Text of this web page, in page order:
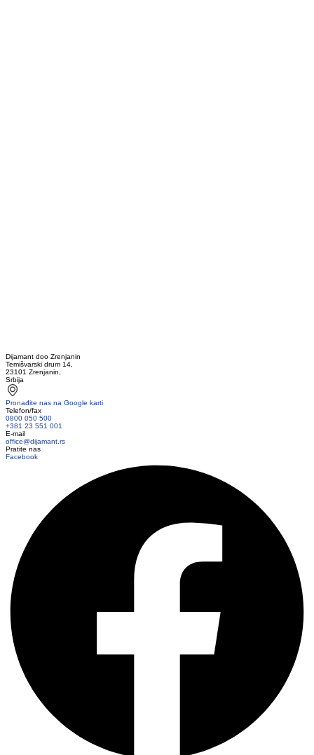
Dijamant doo Zrenjanin
Temišvarski drum 14,
23101 Zrenjanin,
Srbija
Pronađite nas na Google karti
Telefon/fax
0800 050 500
+381 23 551 001
E-mail
office@dijamant.rs
Pratite nas
Facebook